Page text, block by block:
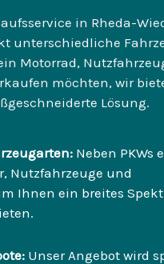
in Rheda-
unterschiedliche
Motorrad,
möchten, wir
Lösung.
Neben PKWs
Nutzfahrzeuge und
Ihnen ein breites
Unser Angebot wird